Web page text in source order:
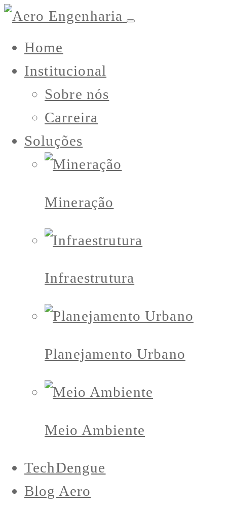
Home
Institucional
Sobre nós
Carreira
Soluções
Mineração
Infraestrutura
Planejamento Urbano
Meio Ambiente
TechDengue
Blog Aero